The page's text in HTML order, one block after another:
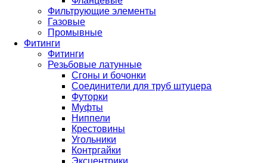
Фильтрующие элементы
Газовые
Промывные
Фитинги
Фитинги
Резьбовые латунные
Сгоны и бочонки
Соединители для труб штуцера
Футорки
Муфты
Ниппели
Крестовины
Угольники
Контргайки